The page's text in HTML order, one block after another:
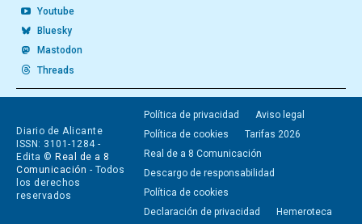
Youtube
Bluesky
Mastodon
Threads
Diario de Alicante
ISSN: 3101-1284 -
Edita © Real de a 8
Comunicación - Todos
los derechos
reservados
Política de privacidad
Aviso legal
Política de cookies
Tarifas 2026
Real de a 8 Comunicación
Descargo de responsabilidad
Política de cookies
Declaración de privacidad
Hemeroteca